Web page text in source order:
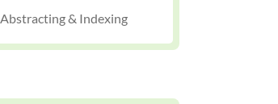
Abstracting & Indexing